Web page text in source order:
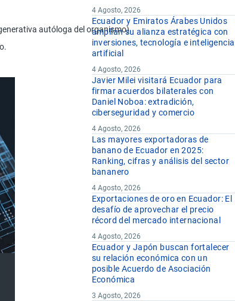
autóloga del organismo).
4 Agosto, 2026
Ecuador y Emiratos Árabes Unidos
amplían su alianza estratégica con
inversiones, tecnología e inteligencia
artificial
4 Agosto, 2026
Javier Milei visitará Ecuador para
firmar acuerdos bilaterales con
Daniel Noboa: extradición,
ciberseguridad y comercio
4 Agosto, 2026
Las mayores exportadoras de
banano de Ecuador en 2025:
Ranking, cifras y análisis del sector
bananero
4 Agosto, 2026
Exportaciones de oro en Ecuador: El
desafío de aprovechar el precio
récord del mercado internacional
4 Agosto, 2026
Ecuador y Japón buscan fortalecer
su relación económica con un
posible Acuerdo de Asociación
Económica
3 Agosto, 2026